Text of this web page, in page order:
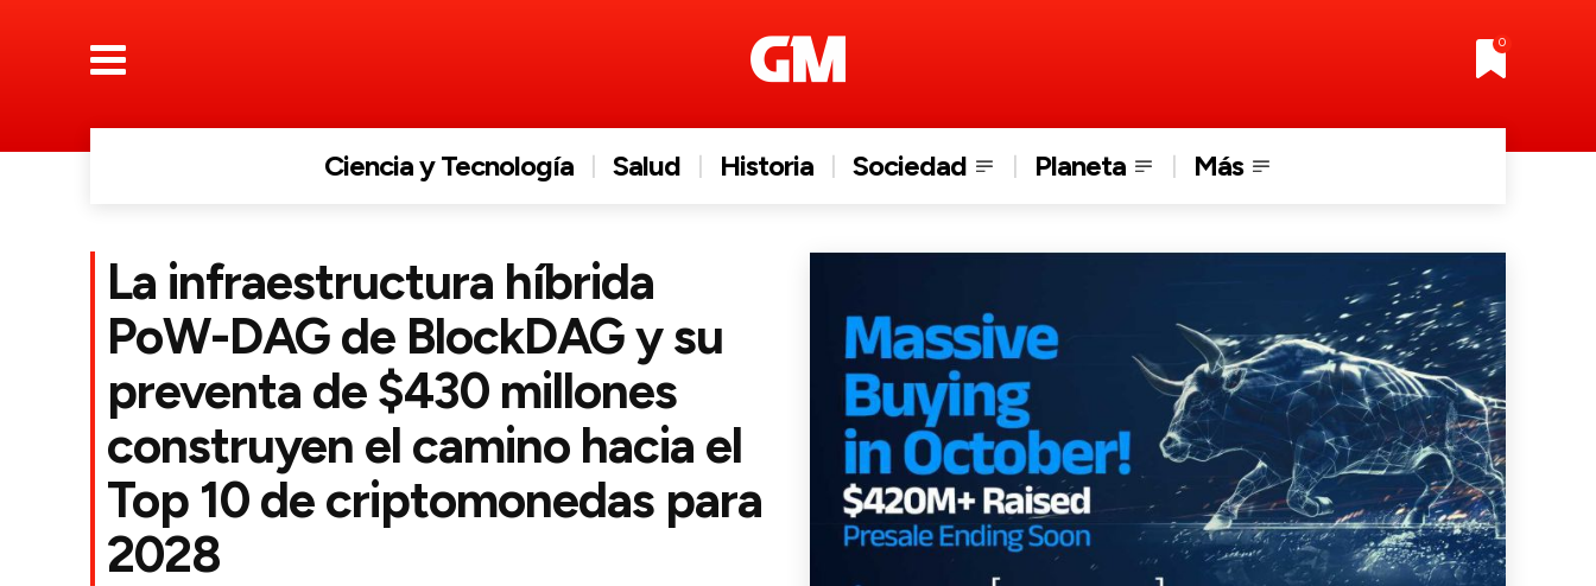
0
Ciencia y Tecnología Salud Historia Sociedad Planeta Más
La infraestructura híbrida
PoW-DAG de BlockDAG y su
preventa de $430 millones
construyen el camino hacia el
Top 10 de criptomonedas para
2028